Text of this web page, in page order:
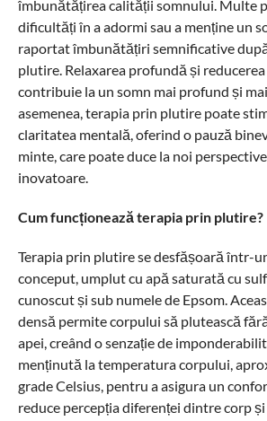
îmbunătățirea calității somnului. Multe
dificultăți în a adormi sau a menține un
raportat îmbunătățiri semnificative
plutire. Relaxarea profundă și
contribuie la un somn mai profund și
asemenea, terapia prin plutire poate
claritatea mentală, oferind o pauză
minte, care poate duce la noi
inovatoare.
Cum funcționează terapia prin plutire?
Terapia prin plutire se desfășoară într-
conceput, umplut cu apă saturată cu
cunoscut și sub numele de Epsom.
densă permite corpului să plutească
apei, creând o senzație de
menținută la temperatura corpului,
grade Celsius, pentru a asigura un
reduce percepția diferenței dintre corp și